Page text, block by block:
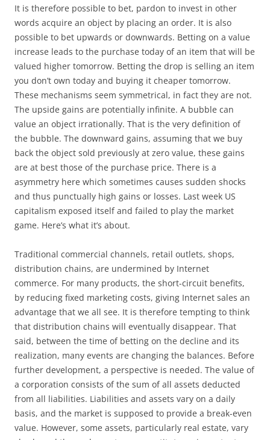
It is therefore possible to bet, pardon to invest in other
words acquire an object by placing an order. It is also
possible to bet upwards or downwards. Betting on a value
increase leads to the purchase today of an item that will be
valued higher tomorrow. Betting the drop is selling an item
you don’t own today and buying it cheaper tomorrow.
These mechanisms seem symmetrical, in fact they are not.
The upside gains are potentially infinite. A bubble can
value an object irrationally. That is the very definition of
the bubble. The downward gains, assuming that we buy
back the object sold previously at zero value, these gains
are at best those of the purchase price. There is a
asymmetry here which sometimes causes sudden shocks
and thus punctually high gains or losses. Last week US
capitalism exposed itself and failed to play the market
game. Here’s what it’s about.
Traditional commercial channels, retail outlets, shops,
distribution chains, are undermined by Internet
commerce. For many products, the short-circuit benefits,
by reducing fixed marketing costs, giving Internet sales an
advantage that we all see. It is therefore tempting to think
that distribution chains will eventually disappear. That
said, between the time of betting on the decline and its
realization, many events are changing the balances. Before
further development, a perspective is needed. The value of
a corporation consists of the sum of all assets deducted
from all liabilities. Liabilities and assets vary on a daily
basis, and the market is supposed to provide a break-even
value. However, some assets, particularly real estate, vary